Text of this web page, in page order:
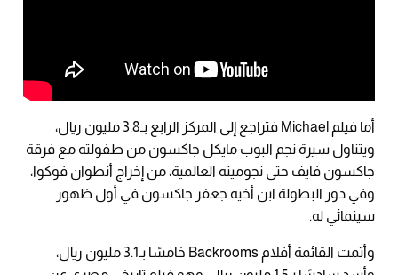
أما فيلم Michael فتراجع إلى المركز الرابع بـ3.8 مليون ريال،
ويتناول سيرة نجم البوب مايكل جاكسون من طفولته مع فرقة
جاكسون فايف حتى نجوميته العالمية، من إخراج أنطوان فوكوا،
وفي دور البطولة ابن أخيه جعفر جاكسون في أول ظهور
سينمائي له.
وأتمت القائمة أفلام Backrooms خامسًا بـ3.1 مليون ريال،